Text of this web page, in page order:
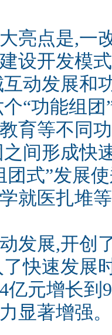
点是,一改
设开发模
动发展和
“功能组
育等不同
间形成快
团式”发展
就医扎堆
展,开创
快速发展
亿元增长到
显著增强。